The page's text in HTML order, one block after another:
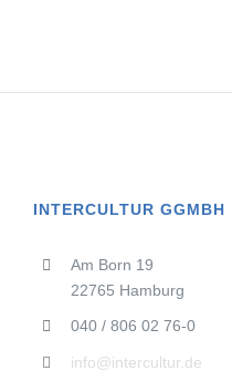
INTERCULTUR GGMBH
Am Born 19
22765 Hamburg
040 / 806 02 76-0
info@intercultur.de